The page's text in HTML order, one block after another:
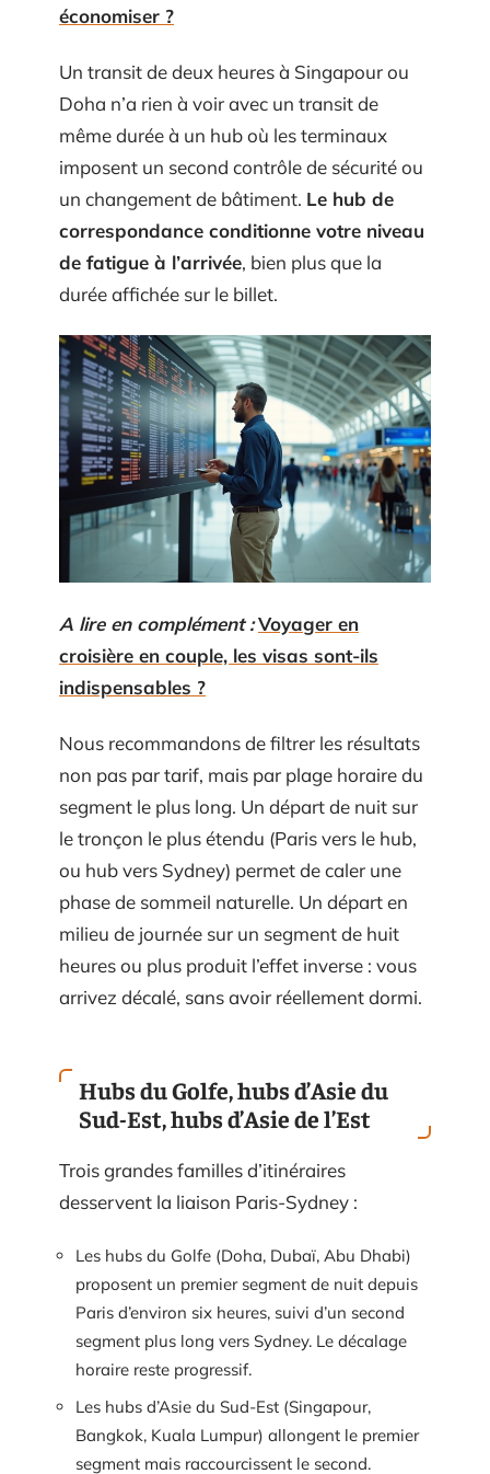
économiser ?
Un transit de deux heures à Singapour ou
Doha n’a rien à voir avec un transit de
même durée à un hub où les terminaux
imposent un second contrôle de sécurité ou
un changement de bâtiment. Le hub de
correspondance conditionne votre niveau
de fatigue à l’arrivée, bien plus que la
durée affichée sur le billet.
A lire en complément :Voyager en
croisière en couple, les visas sont-ils
indispensables ?
Nous recommandons de filtrer les résultats
non pas par tarif, mais par plage horaire du
segment le plus long. Un départ de nuit sur
le tronçon le plus étendu (Paris vers le hub,
ou hub vers Sydney) permet de caler une
phase de sommeil naturelle. Un départ en
milieu de journée sur un segment de huit
heures ou plus produit l’effet inverse : vous
arrivez décalé, sans avoir réellement dormi.
Hubs du Golfe, hubs d’Asie du
Sud-Est, hubs d’Asie de l’Est
Trois grandes familles d’itinéraires
desservent la liaison Paris-Sydney :
Les hubs du Golfe (Doha, Dubaï, Abu Dhabi)
proposent un premier segment de nuit depuis
Paris d’environ six heures, suivi d’un second
segment plus long vers Sydney. Le décalage
horaire reste progressif.
Les hubs d’Asie du Sud-Est (Singapour,
Bangkok, Kuala Lumpur) allongent le premier
segment mais raccourcissent le second.